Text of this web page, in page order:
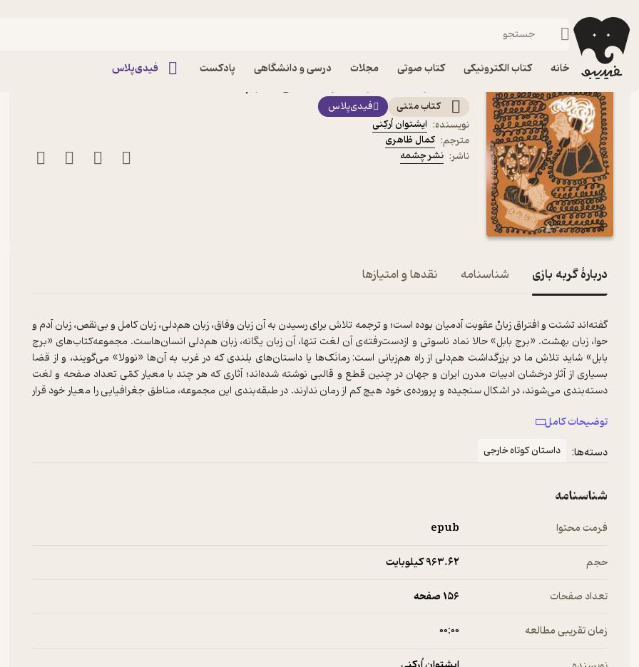
خانه کتاب الکترونیکی کتاب صوتی مجلات درسی و دانشگاهی پادکست فیدی‌پلاس
فیدیبو کتاب الکترونیکی
کتاب متنی
فیدی‌پلاس
نویسنده: ایشتوان اُرکِنی
مترجم: کمال ظاهری
ناشر: نشر چشمه
دربارۀ گربه بازی شناسنامه نقدها و امتیازها
گفته‌اند تشتت و افتراق زبانْ عقوبت آدمیان بوده است؛ و ترجمه تلاش برای رسیدن به آن زبان وفاق، زبان هم‌دلی، زبان کامل و بی‌نقص، زبان آدم و
حوا، زبان بهشت. «برج بابل» حالا نماد ناسوتی و ازدست‌رفته‌ی آن لغت تنها، آن زبان یگانه، زبان هم‌دلی انسان‌هاست. مجموعه‌کتاب‌های «برج
بابل» شاید تلاش ما در بزرگداشت هم‌دلی از راه هم‌زبانی است: رمانَک‌ها یا داستان‌های بلندی که در غرب به آن‌ها «نوولا» می‌گویند، و از قضا
بسیاری از آثار درخشان ادبیات مدرن ایران و جهان در چنین قطع و قالبی نوشته شده‌اند؛ آثاری که هر چند با معیار کمّی تعداد صفحه و لغت
دسته‌بندی می‌شوند، در اشکال سنجیده و پرورده‌‌ی خود هیچ کم از رمان ندارند. در طبقه‌بندی این مجموعه، مناطق جغرافیایی را معیار خود قرار
اروپای شرقی و «رمدیوس» برای ادبیات امریکای لاتین. کتاب‌های «برج بابل» را می‌توان در مجال یک سفر کوتاه، یک اتراق، یک تعطیلات آخر هفته
توضیحات کامل
دسته‌ها:
داستان کوتاه خارجی
شناسنامه
فرمت محتوا epub
حجم 963.۶۲ کیلوبایت
تعداد صفحات 156 صفحه
زمان تقریبی مطالعه ۰۰:۰۰